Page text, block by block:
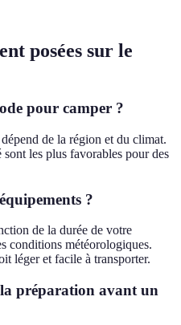
posées sur le
pour camper ?
de la région et du climat.
les plus favorables pour des
?
de la durée de votre
conditions météorologiques.
léger et facile à transporter.
préparation avant un